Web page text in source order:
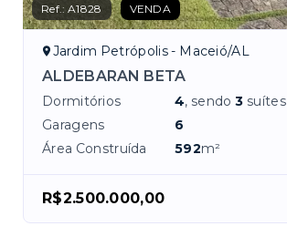
Ref.:A1828 VENDA
Jardim Petrópolis - Maceió/AL
ALDEBARAN BETA
Dormitórios 4, sendo3 suítes
Garagens
6
Área Construída
592m²
R$2.500.000,00